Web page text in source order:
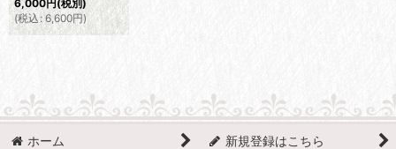
6,000円(税別)
(税込: 6,600円)
ホーム 新規登録はこちら